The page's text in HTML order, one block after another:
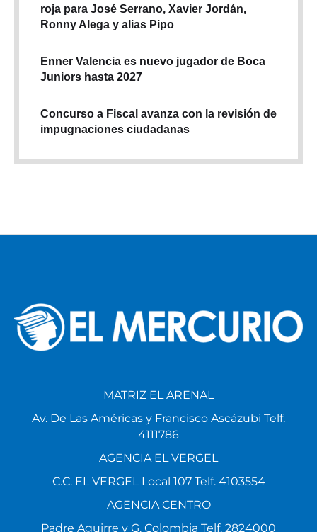
roja para José Serrano, Xavier Jordán,
Ronny Alega y alias Pipo
Enner Valencia es nuevo jugador de Boca
Juniors hasta 2027
Concurso a Fiscal avanza con la revisión de
impugnaciones ciudadanas
MATRIZ EL ARENAL
Av. De Las Américas y Francisco Ascázubi Telf.
4111786
AGENCIA EL VERGEL
C.C. EL VERGEL Local 107 Telf. 4103554
AGENCIA CENTRO
Padre Aguirre y G. Colombia Telf. 2824000